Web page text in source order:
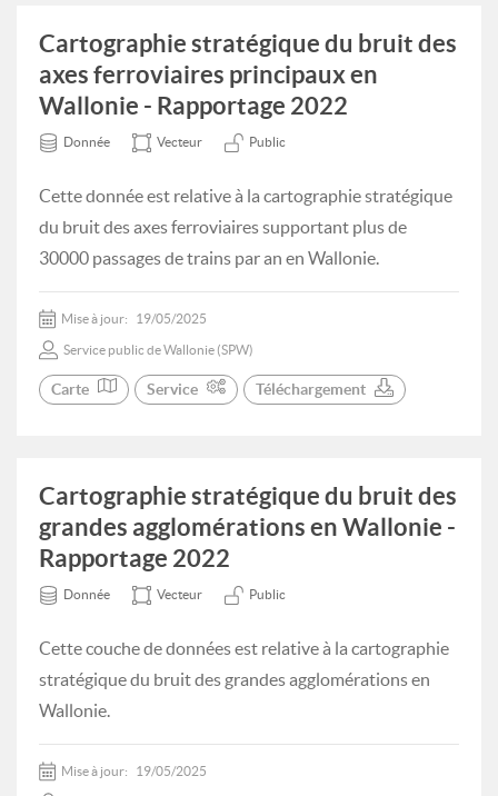
Cartographie stratégique du bruit des
axes ferroviaires principaux en
Wallonie - Rapportage 2022
Donnée Vecteur Public
Cette donnée est relative à la cartographie stratégique
du bruit des axes ferroviaires supportant plus de
30000 passages de trains par an en Wallonie.
Mise à jour: 19/05/2025
Service public de Wallonie (SPW)
Carte Service Téléchargement
Cartographie stratégique du bruit des
grandes agglomérations en Wallonie -
Rapportage 2022
Donnée Vecteur Public
Cette couche de données est relative à la cartographie
stratégique du bruit des grandes agglomérations en
Wallonie.
Mise à jour: 19/05/2025